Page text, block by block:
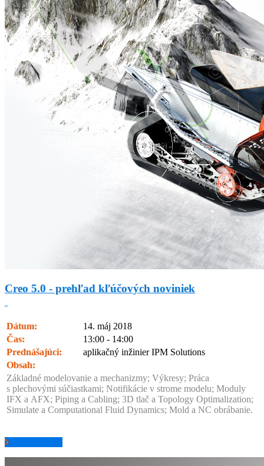
Creo 5.0 - prehľad kľúčových noviniek
Dátum:
14. máj 2018
Čas:
13:00 - 14:00
Prednášajúci:
aplikačný inžinier IPM Solutions
Obsah:
Základné modelovanie a mechanizmy; Výkresy; Práca
s plechovými súčiastkami; Notifikácie v strome modelu; Moduly
IFX a AFX; Piping a Cabling; 3D tlač a Topology Optimalization;
Simulate a Computational Fluid Dynamics; Mold a NC obrábanie.
pozrieť záznam